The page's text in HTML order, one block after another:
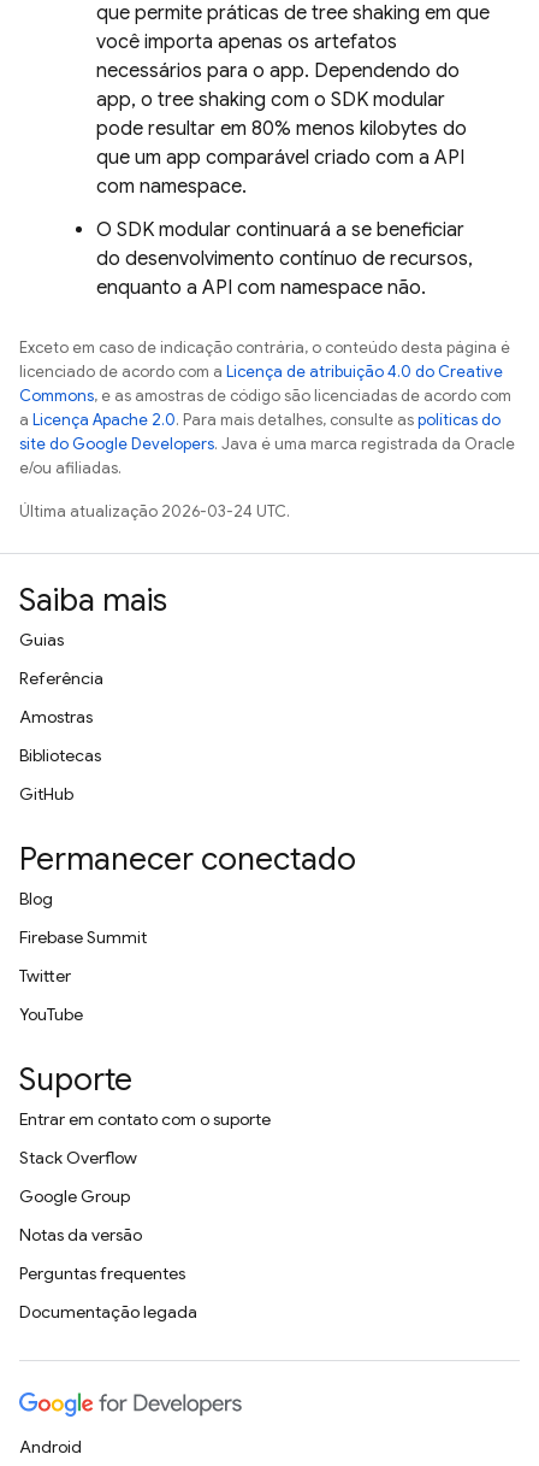
que permite práticas de tree shaking em que
você importa apenas os artefatos
necessários para o app. Dependendo do
app, o tree shaking com o SDK modular
pode resultar em 80% menos kilobytes do
que um app comparável criado com a API
com namespace.
O SDK modular continuará a se beneficiar
do desenvolvimento contínuo de recursos,
enquanto a API com namespace não.
Exceto em caso de indicação contrária, o conteúdo desta página é
licenciado de acordo com a Licença de atribuição 4.0 do Creative
Commons, e as amostras de código são licenciadas de acordo com
a Licença Apache 2.0. Para mais detalhes, consulte aspolíticas do
site do Google Developers. Java é uma marca registrada da Oracle
e/ou afiliadas.
Última atualização 2026-03-24 UTC.
Saiba mais
Guias
Referência
Amostras
Bibliotecas
GitHub
Permanecer conectado
Blog
Firebase Summit
Twitter
YouTube
Suporte
Entrar em contato com o suporte
Stack Overflow
Google Group
Notas da versão
Perguntas frequentes
Documentação legada
Android